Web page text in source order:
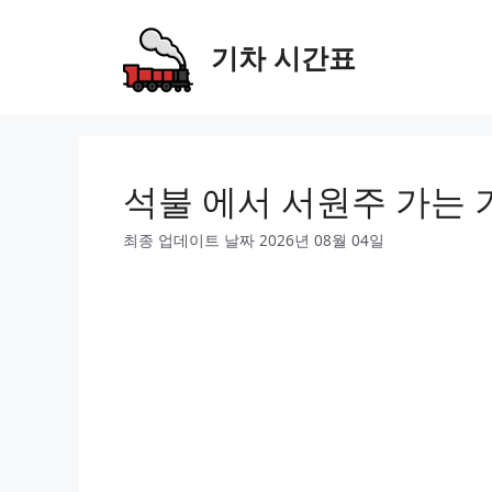
기차 시간표
석불 에서 서원주 가는
최종 업데이트 날짜 2026년 08월 04일